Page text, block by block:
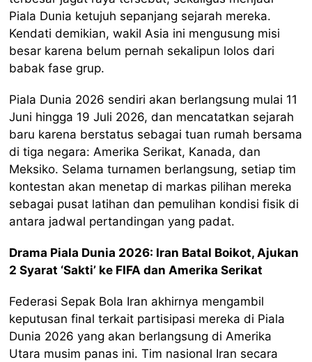
Piala Dunia ketujuh sepanjang sejarah mereka.
Kendati demikian, wakil Asia ini mengusung misi
besar karena belum pernah sekalipun lolos dari
babak fase grup.
Piala Dunia 2026 sendiri akan berlangsung mulai 11
Juni hingga 19 Juli 2026, dan mencatatkan sejarah
baru karena berstatus sebagai tuan rumah bersama
di tiga negara: Amerika Serikat, Kanada, dan
Meksiko. Selama turnamen berlangsung, setiap tim
kontestan akan menetap di markas pilihan mereka
sebagai pusat latihan dan pemulihan kondisi fisik di
antara jadwal pertandingan yang padat.
Drama Piala Dunia 2026: Iran Batal Boikot, Ajukan
2 Syarat ‘Sakti’ ke FIFA dan Amerika Serikat
Federasi Sepak Bola Iran akhirnya mengambil
keputusan final terkait partisipasi mereka di Piala
Dunia 2026 yang akan berlangsung di Amerika
Utara musim panas ini. Tim nasional Iran secara